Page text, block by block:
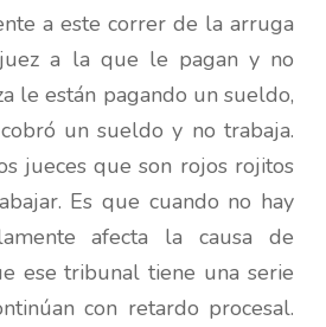
a este correr de la arruga
a la que le pagan y no
le están pagando un sueldo,
un sueldo y no trabaja.
jueces que son rojos rojitos
Es que cuando no hay
afecta la causa de
ese tribunal tiene una serie
con retardo procesal.